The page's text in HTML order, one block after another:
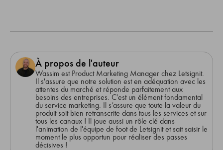
À propos de l'auteur
Wassim est Product Marketing Manager chez Letsignit.
Il s'assure que notre solution est en adéquation avec les
attentes du marché et réponde parfaitement aux
besoins des entreprises. C'est un élément fondamental
du service marketing. Il s’assure que toute la valeur du
produit soit bien retranscrite dans tous les services et sur
tous les canaux ! Il joue aussi un rôle clé dans
l'animation de l'équipe de foot de Letsignit et sait saisir le
moment le plus opportun pour réaliser des passes
décisives !